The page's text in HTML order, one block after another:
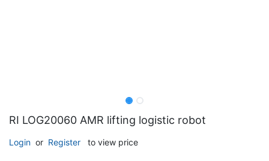
RI LOG20060 AMR lifting logistic robot
Login or Register to view price